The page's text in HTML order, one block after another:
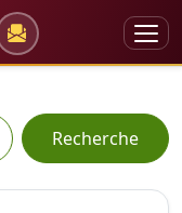
Recherche